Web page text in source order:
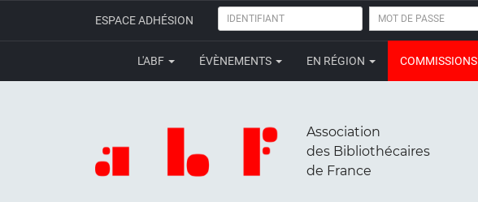
ESPACE ADHÉSION IDENTIFIANT
MOT
PASSE
L'ABF ÉVÈNEMENTS EN RÉGION COMMISSIONS
Association
des Bibliothécaires
de France